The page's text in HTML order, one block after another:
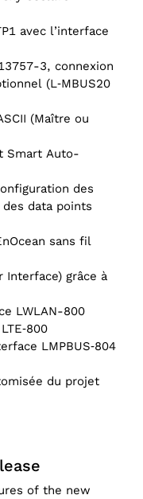
avec l’interface
3, connexion
(L‑MBUS20
(Maître ou
Smart Auto-
des
data points
sans fil
Interface) grâce à
LWLAN-800
LMPBUS‑804
du projet
of the new